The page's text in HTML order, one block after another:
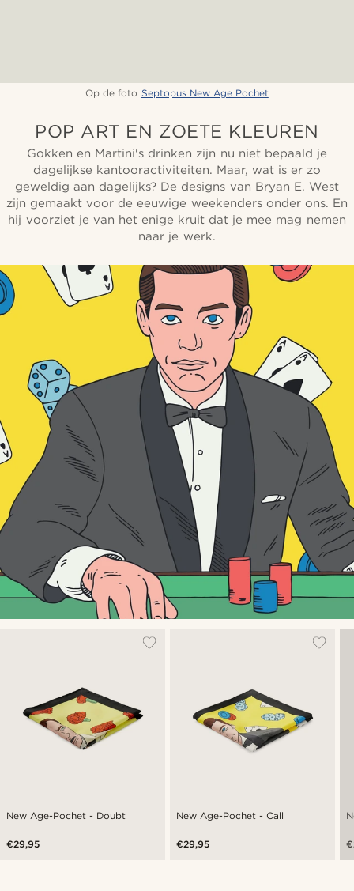
Op de foto Septopus New Age Pochet
POP ART EN ZOETE KLEUREN
Gokken en Martini's drinken zijn nu niet bepaald je
dagelijkse kantooractiviteiten. Maar, wat is er zo
geweldig aan dagelijks? De designs van Bryan E. West
zijn gemaakt voor de eeuwige weekenders onder ons. En
hij voorziet je van het enige kruit dat je mee mag nemen
naar je werk.
New Age-Pochet - Doubt
€29,95
New Age-Pochet - Call
€29,95